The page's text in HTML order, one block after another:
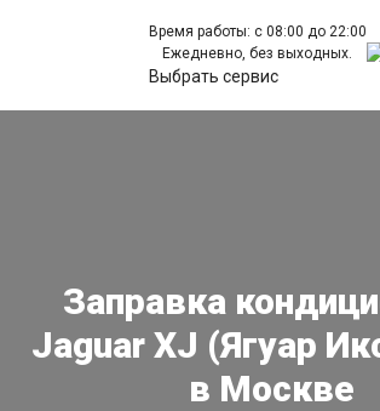
Время работы: с 08:00 до 22:00
Ежедневно, без выходных.
Выбрать сервис
Заправка
Jaguar XJ (Ягуар
в Москве